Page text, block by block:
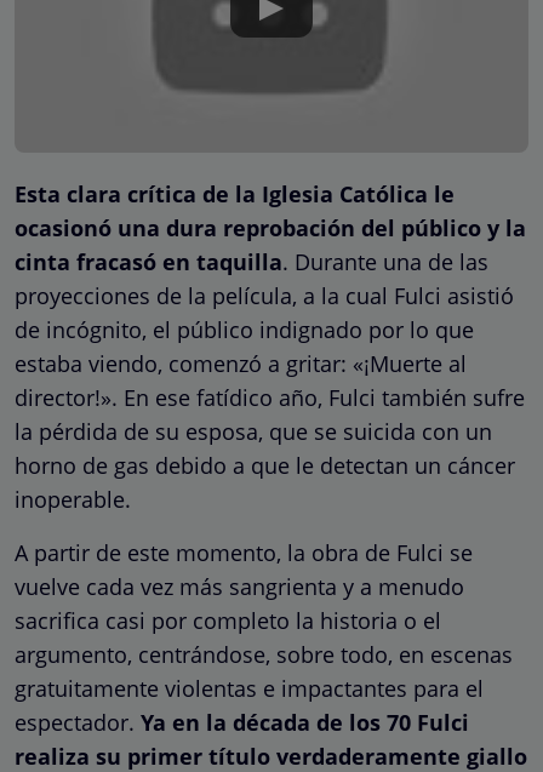
Esta clara crítica de la Iglesia Católica le
ocasionó una dura reprobación del público y la
cinta fracasó en taquilla. Durante una de las
proyecciones de la película, a la cual Fulci asistió
de incógnito, el público indignado por lo que
estaba viendo, comenzó a gritar: «¡Muerte al
director!». En ese fatídico año, Fulci también sufre
la pérdida de su esposa, que se suicida con un
horno de gas debido a que le detectan un cáncer
inoperable.
A partir de este momento, la obra de Fulci se
vuelve cada vez más sangrienta y a menudo
sacrifica casi por completo la historia o el
argumento, centrándose, sobre todo, en escenas
gratuitamente violentas e impactantes para el
espectador. Ya en la década de los 70 Fulci
realiza su primer título verdaderamente giallo